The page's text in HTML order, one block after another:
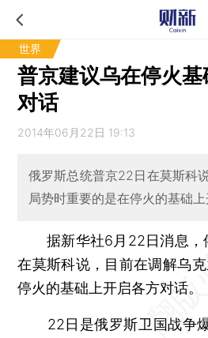
世界
普京建议乌在停火
对话
2014年06月22日 19:13
俄罗斯总统普京22日在莫斯科
局势时重要的是在停火的基础
据新华社6月22日消息，
在莫斯科说，目前在调解乌
停火的基础上开启各方对话。
22日是俄罗斯卫国战争爆